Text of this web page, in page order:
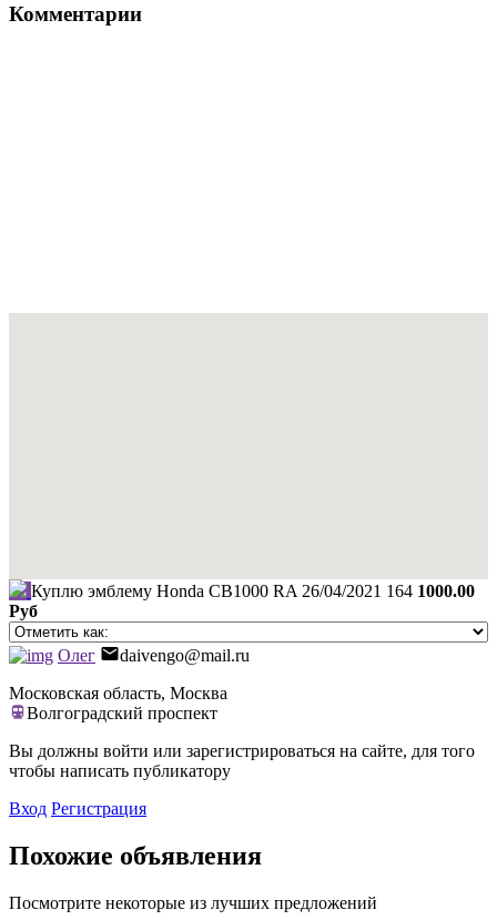
Комментарии
Куплю эмблему Honda CB1000 RA 26/04/2021 164 1000.00
Руб
Олег
daivengo@mail.ru
Московская область, Москва
Волгоградский проспект
Вы должны войти или зарегистрироваться на сайте, для того
чтобы написать публикатору
Вход Регистрация
Похожие объявления
Посмотрите некоторые из лучших предложений